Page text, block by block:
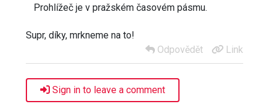
Prohlížeč je v pražském časovém pásmu.
Supr, díky, mrkneme na to!
Odpovědět
Link
Sign in to leave a comment